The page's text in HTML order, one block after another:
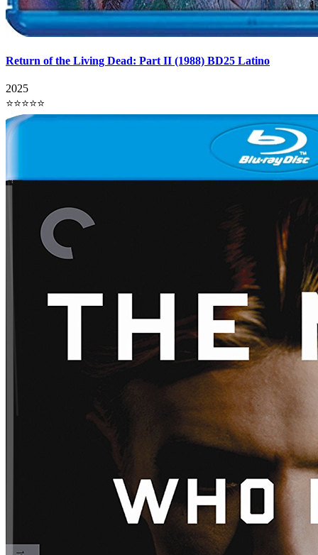
Return of the Living Dead: Part II (1988) BD25 Latino
2025
⭐⭐⭐⭐⭐